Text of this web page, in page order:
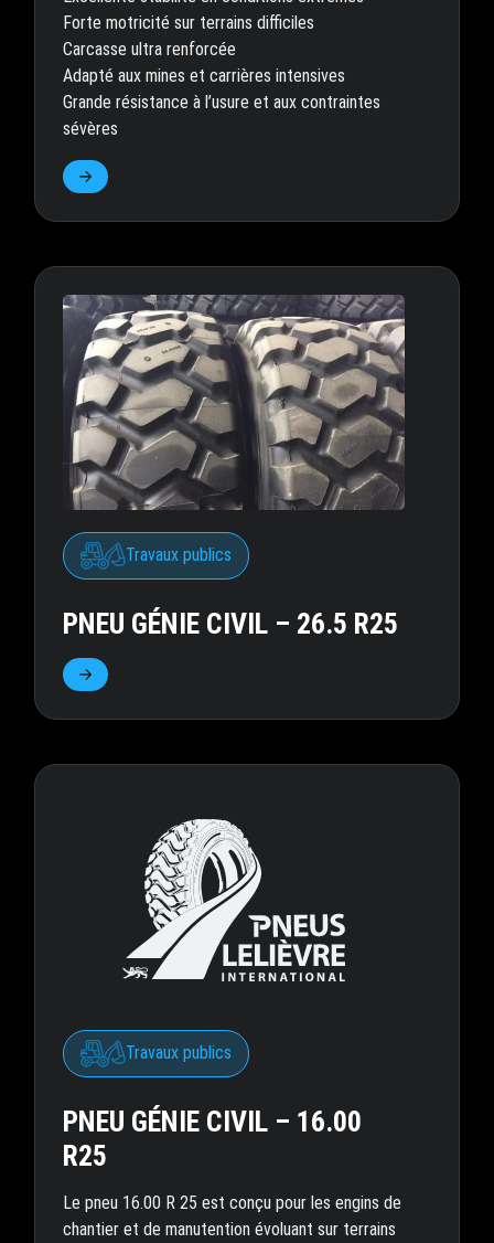
Forte motricité sur terrains difficiles
Carcasse ultra renforcée
Adapté aux mines et carrières intensives
Grande résistance à l’usure et aux contraintes
sévères
Travaux publics
PNEU GÉNIE CIVIL – 26.5 R25
Travaux publics
PNEU GÉNIE CIVIL – 16.00
R25
Le pneu 16.00 R 25 est conçu pour les engins de
chantier et de manutention évoluant sur terrains